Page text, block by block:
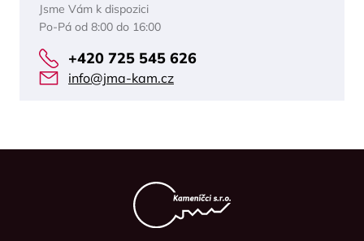
Jsme Vám k dispozici
Po-Pá od 8:00 do 16:00
+420 725 545 626
info@jma-kam.cz